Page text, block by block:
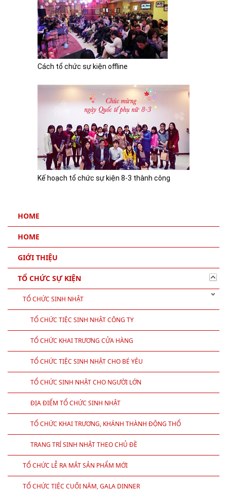
Cách tổ chức sự kiện offline
Kế hoạch tổ chức sự kiện 8-3 thành công
HOME
HOME
GIỚI THIỆU
TỔ CHỨC SỰ KIỆN
TỔ CHỨC SINH NHẬT
TỔ CHỨC TIỆC SINH NHẬT CÔNG TY
TỔ CHỨC KHAI TRƯƠNG CỬA HÀNG
TỔ CHỨC TIỆC SINH NHẬT CHO BÉ YÊU
TỔ CHỨC SINH NHẬT CHO NGƯỜI LỚN
ĐỊA ĐIỂM TỔ CHỨC SINH NHẬT
TỔ CHỨC KHAI TRƯƠNG, KHÁNH THÀNH ĐỘNG THỔ
TRANG TRÍ SINH NHẬT THEO CHỦ ĐỀ
TỔ CHỨC LỄ RA MẮT SẢN PHẨM MỚI
TỔ CHỨC TIỆC CUỐI NĂM, GALA DINNER